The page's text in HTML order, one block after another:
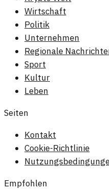
Wirtschaft
Politik
Unternehmen
Regionale
Sport
Kultur
Leben
Seiten
Kontakt
Cookie-Richtlinie
Empfohlen